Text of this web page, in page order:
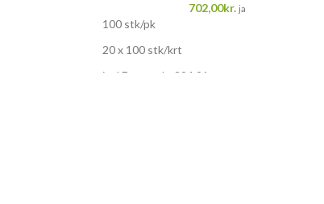
702,00kr. ja
100 stk/pk
20 x 100 stk/krt
incl Eco tex kr 294,91